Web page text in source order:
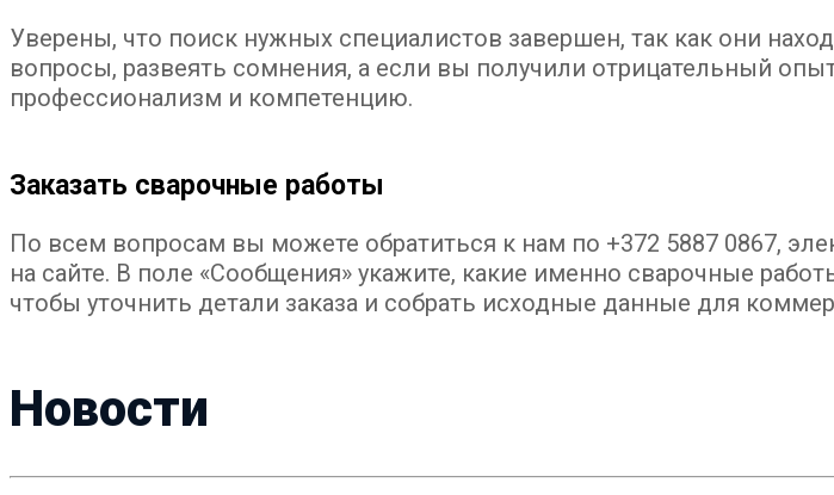
Уверены, что поиск нужных специалистов завершен, так как они
вопросы, развеять сомнения, а если вы получили отрицательный
профессионализм и компетенцию.
Заказать сварочные работы
По всем вопросам вы можете обратиться к нам по +372 5887 0867,
на сайте. В поле «Сообщения» укажите, какие именно сварочные
чтобы уточнить детали заказа и собрать исходные данные для
Новости